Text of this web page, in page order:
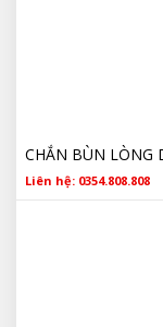
Liên hệ: 0354.808.808